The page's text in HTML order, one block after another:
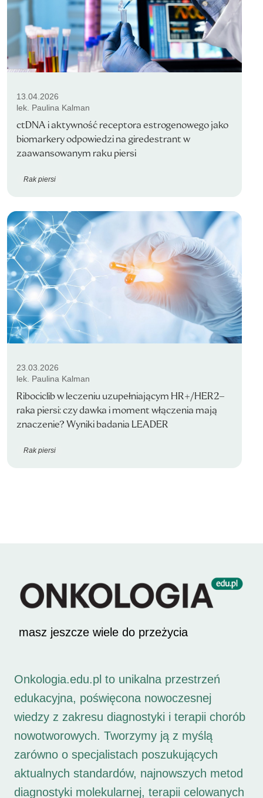
13.04.2026
lek. Paulina Kalman
ctDNA i aktywność receptora estrogenowego jako
biomarkery odpowiedzi na giredestrant w
zaawansowanym raku piersi
Rak piersi
23.03.2026
lek. Paulina Kalman
Ribociclib w leczeniu uzupełniającym HR+/HER2–
raka piersi: czy dawka i moment włączenia mają
znaczenie? Wyniki badania LEADER
Rak piersi
masz jeszcze wiele do przeżycia
Onkologia.edu.pl to unikalna przestrzeń
edukacyjna, poświęcona nowoczesnej
wiedzy z zakresu diagnostyki i terapii chorób
nowotworowych. Tworzymy ją z myślą
zarówno o specjalistach poszukujących
aktualnych standardów, najnowszych metod
diagnostyki molekularnej, terapii celowanych